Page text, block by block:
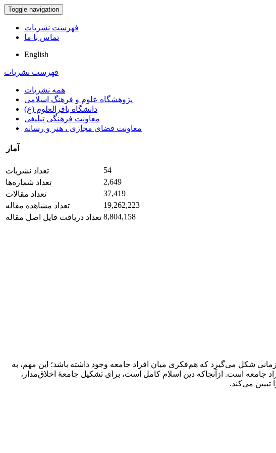
Toggle navigation
فهرست نشریات
تماس با ما
English
فهرست نشریات
همه نشریات
پژوهشگاه علوم و فرهنگ اسلامی
دانشگاه باقرالعلوم (ع)
معاونت فرهنگی تبلیغی
معاونت فضای مجازی ، هنر و رسانه
آمار
تعداد نشریات
54
تعداد شماره‌ها
2,649
تعداد مقالات
37,419
تعداد مشاهده مقاله
19,262,223
تعداد دریافت فایل اصل مقاله 8,804,158
شکل مى‌گیرد که هم‌فکرى میان افراد جامعه وجود داشته باشد؛ این مهم، به
جامعه است. ازآنجاکه دین اسلام کامل است، برای تشکیل جامعۀ اخلاق‌مدار،
می‌کند.